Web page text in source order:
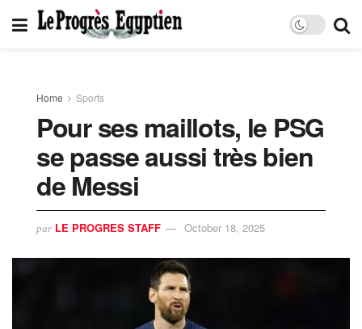
Home Sports
Pour ses maillots, le PSG
se passe aussi très bien
de Messi
par LE PROGRES STAFF October 18, 2025